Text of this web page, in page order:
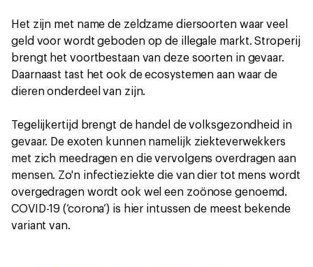
Het zijn met name de zeldzame diersoorten waar veel
geld voor wordt geboden op de illegale markt. Stroperij
brengt het voortbestaan van deze soorten in gevaar.
Daarnaast tast het ook de ecosystemen aan waar de
dieren onderdeel van zijn.
Tegelijkertijd brengt de handel de volksgezondheid in
gevaar. De exoten kunnen namelijk ziekteverwekkers
met zich meedragen en die vervolgens overdragen aan
mensen. Zo'n infectieziekte die van dier tot mens wordt
overgedragen wordt ook wel een zoönose genoemd.
COVID-19 (‘corona’) is hier intussen de meest bekende
variant van.